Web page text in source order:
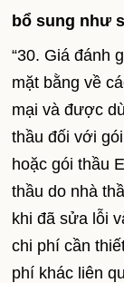
bổ sung như
“30. Giá đánh
mặt bằng về
mại và được
thầu đối với
hoặc gói thầu
thầu do nhà
khi đã sửa lỗi
chi phí cần
phí khác liên